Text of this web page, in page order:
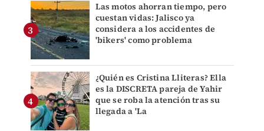
Las motos ahorran tiempo, pero
cuestan vidas: Jalisco ya
considera a los accidentes de
'bikers' como problema
¿Quién es Cristina Lliteras? Ella
es la DISCRETA pareja de Yahir
que se roba la atención tras su
llegada a 'La